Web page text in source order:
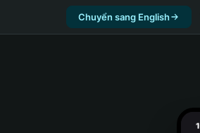
Chuyển sang English